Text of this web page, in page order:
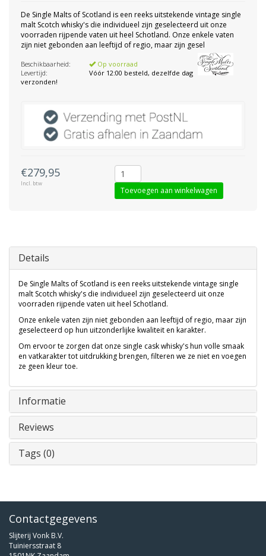
De Single Malts of Scotland is een reeks uitstekende vintage single
malt Scotch whisky's die individueel zijn geselecteerd uit onze
voorraden rijpende vaten uit heel Schotland. Onze enkele vaten
zijn niet gebonden aan leeftijd of regio, maar zijn gesel
Beschikbaarheid:
Op voorraad
Levertijd:
Vóór 12:00 besteld, dezelfde dag
verzonden!
€279,95
Incl. btw
Toevoegen aan winkelwagen
Details
De Single Malts of Scotland is een reeks uitstekende vintage single
malt Scotch whisky's die individueel zijn geselecteerd uit onze
voorraden rijpende vaten uit heel Schotland.
Onze enkele vaten zijn niet gebonden aan leeftijd of regio, maar zijn
geselecteerd op hun uitzonderlijke kwaliteit en karakter.
Om ervoor te zorgen dat onze single cask whisky's hun volle smaak
en vatkarakter tot uitdrukking brengen, filteren we ze niet en voegen
ze geen kleur toe.
Informatie
Reviews
Tags (0)
Contactgegevens
Slijterij Vonk B.V.
Tuiniersstraat 8